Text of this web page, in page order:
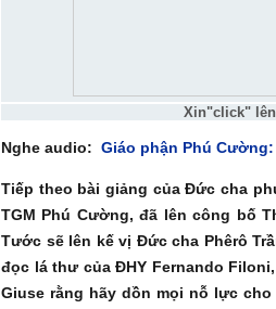
Xin"click"
Nghe audio: Giáo phận Phú
Tiếp theo bài giảng của Đức cha
TGM Phú Cường, đã lên công bố
Tước sẽ lên kế vị Đức cha Phêrô
đọc lá thư của ĐHY Fernando
Giuse rằng hãy dồn mọi nỗ lực